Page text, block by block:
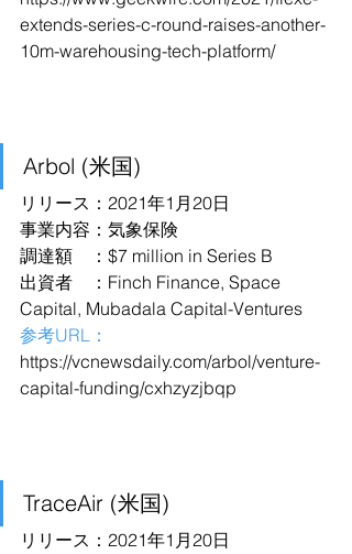
extends-series-c-round-raises-another-
10m-warehousing-tech-platform/
Arbol (米国)
リリース：2021年1月20日
事業内容：気象保険
調達額　：$7 million in Series B
出資者　：Finch Finance, Space
Capital, Mubadala Capital-Ventures
参考URL：
https://vcnewsdaily.com/arbol/venture-
capital-funding/cxhzyzjbqp
TraceAir (米国)
リリース：2021年1月20日